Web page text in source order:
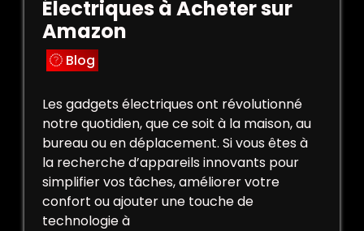
Électriques à Acheter sur
Amazon
Blog
Les gadgets électriques ont révolutionné
notre quotidien, que ce soit à la maison, au
bureau ou en déplacement. Si vous êtes à
la recherche d’appareils innovants pour
simplifier vos tâches, améliorer votre
confort ou ajouter une touche de
technologie à